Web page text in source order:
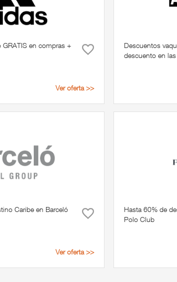
GRATIS en compras +
Ver oferta >>
Descuentos
descuento en
Caribe en Barceló
Ver oferta >>
Hasta 60% de
Polo Club